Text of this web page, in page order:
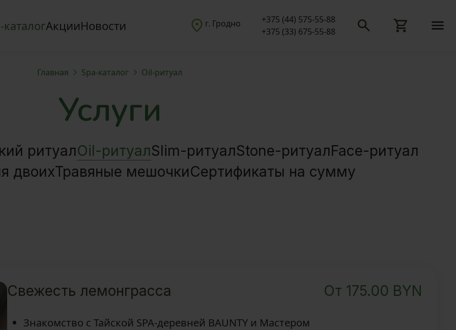
каталогАкцииНовости г. Гродно
+375 (44) 575-55-88
+375 (33) 675-55-88
Главная Spa-каталог Oil-ритуал
Услуги
ритуалOil-ритуалSlim-ритуалStone-ритуалFace-ритуал
двоихТравяные мешочкиСертификаты на сумму
Свежесть лемонграсса От 175.00 BYN
Знакомство с Тайской SPA-деревней BAUNTY и Мастером